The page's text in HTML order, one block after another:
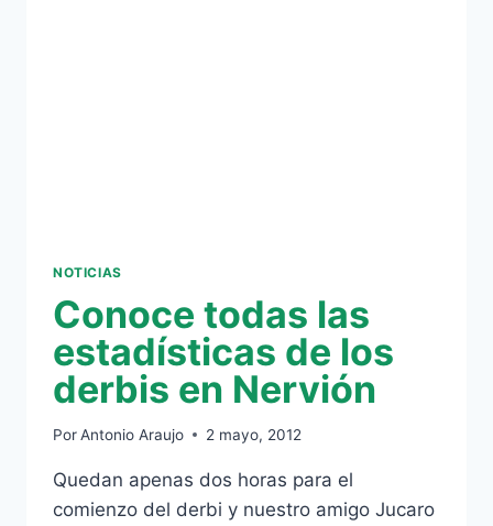
NOTICIAS
Conoce todas las
estadísticas de los
derbis en Nervión
PorAntonio Araujo 2 mayo, 2012
Quedan apenas dos horas para el
comienzo del derbi y nuestro amigo Jucaro